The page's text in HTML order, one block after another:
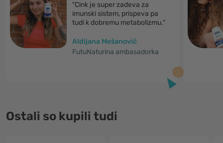
"Cink je super zadeva za
imunski sistem, prispeva pa
tudi k dobremu metabolizmu."
Aldijana Mešanovič
FutuNaturina ambasadorka
Ostali so kupili tudi